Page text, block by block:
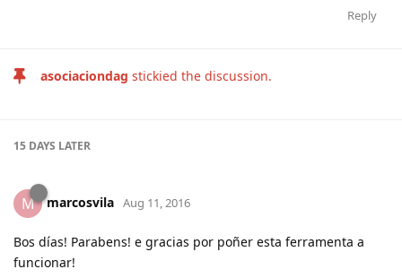
Reply
asociaciondag stickied the discussion.
15 DAYS LATER
M marcosvila Aug 11, 2016
Bos días! Parabens! e gracias por poñer esta ferramenta a
funcionar!